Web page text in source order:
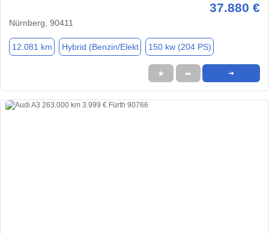
37.880 €
Nürnberg, 90411
12.081 km Hybrid (Benzin/Elekt 150 kw (204 PS)
★ ➦ ➜